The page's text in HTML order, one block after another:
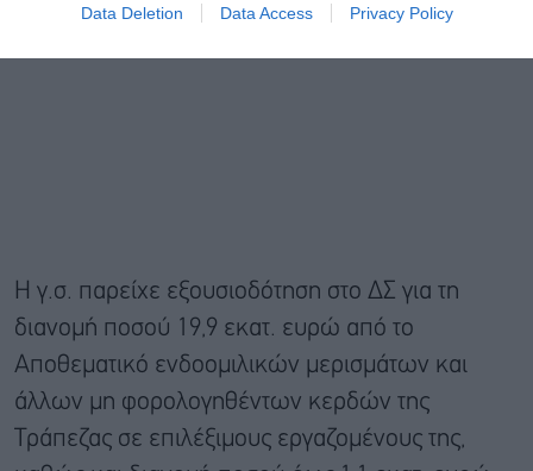
Data Deletion Data Access Privacy Policy
Η γ.σ. παρείχε εξουσιοδότηση στο ΔΣ για τη
διανομή ποσού 19,9 εκατ. ευρώ από το
Αποθεματικό ενδοομιλικών μερισμάτων και
άλλων μη φορολογηθέντων κερδών της
Τράπεζας σε επιλέξιμους εργαζομένους της,